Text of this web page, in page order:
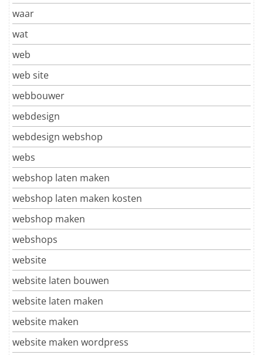
waar
wat
web
web site
webbouwer
webdesign
webdesign webshop
webs
webshop laten maken
webshop laten maken kosten
webshop maken
webshops
website
website laten bouwen
website laten maken
website maken
website maken wordpress